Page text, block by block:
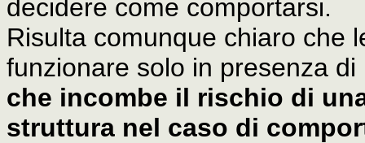
decidere come comportarsi.
Risulta comunque chiaro che
funzionare solo in presenza
che incombe il rischio di
struttura nel caso di